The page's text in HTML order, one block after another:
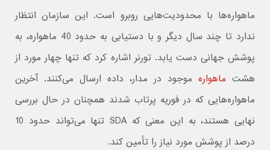
ماهواره‌ها با محدودیت‌هایی روبرو است. این سازمان انتظار
ندارد تا چند سال دیگر و با دستیابی به حدود 40 ماهواره، به
پوشش جهانی دست یابد. تورنر اشاره کرد که تنها چهار مورد از
هشت ماهواره موجود در مدار، داده ارسال می‌کنند. آخرین
ماهواره‌هایی که در فوریه پرتاب شدند همچنان در حال بررسی
نهایی هستند، به این معنی که SDA تنها می‌تواند حدود 10
درصد از پوشش مورد نیاز را تأمین کند.